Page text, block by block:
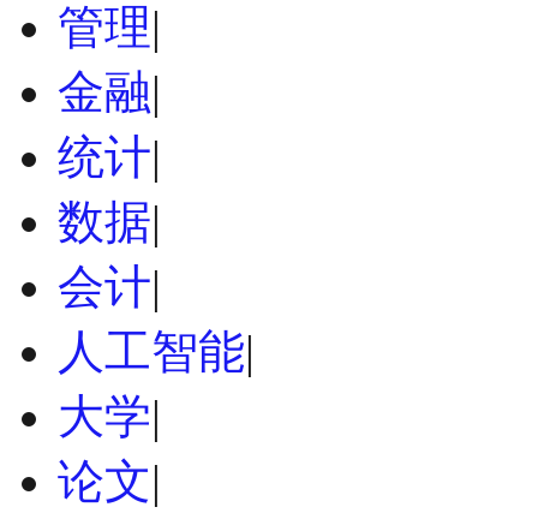
管理|
金融|
统计|
数据|
会计|
人工智能|
大学|
论文|